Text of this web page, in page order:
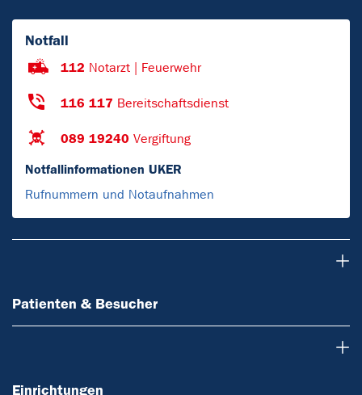
Notfall
112 Notarzt | Feuerwehr
116 117 Bereitschaftsdienst
089 19240 Vergiftung
Notfallinformationen UKER
Rufnummern und Notaufnahmen
Patienten & Besucher
Einrichtungen